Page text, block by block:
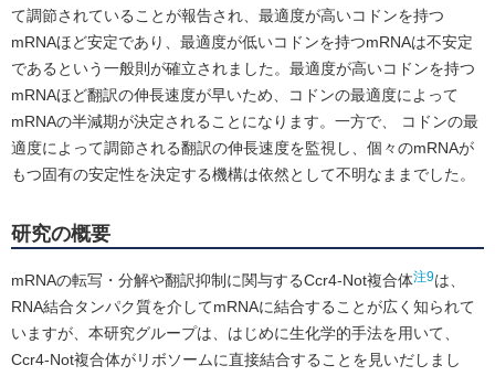
て調節されていることが報告され、最適度が高いコドンを持つ
mRNAほど安定であり、最適度が低いコドンを持つmRNAは不安定
であるという一般則が確立されました。最適度が高いコドンを持つ
mRNAほど翻訳の伸長速度が早いため、コドンの最適度によって
mRNAの半減期が決定されることになります。一方で、 コドンの最
適度によって調節される翻訳の伸長速度を監視し、個々のmRNAが
もつ固有の安定性を決定する機構は依然として不明なままでした。
研究の概要
mRNAの転写・分解や翻訳抑制に関与するCcr4-Not複合体注9は、
RNA結合タンパク質を介してmRNAに結合することが広く知られて
いますが、本研究グループは、はじめに生化学的手法を用いて、
Ccr4-Not複合体がリボソームに直接結合することを見いだしまし